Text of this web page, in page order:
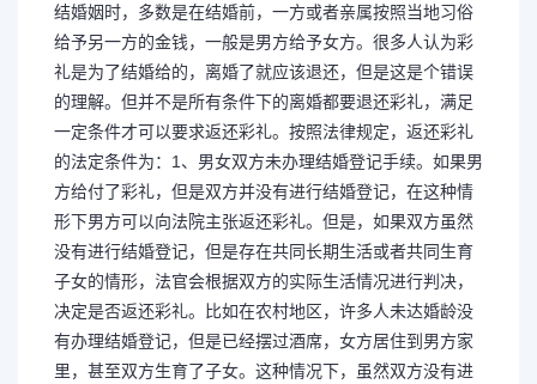
结婚姻时，多数是在结婚前，一方或者亲属按照当地习俗
给予另一方的金钱，一般是男方给予女方。很多人认为彩
礼是为了结婚给的，离婚了就应该退还，但是这是个错误
的理解。但并不是所有条件下的离婚都要退还彩礼，满足
一定条件才可以要求返还彩礼。按照法律规定，返还彩礼
的法定条件为：1、男女双方未办理结婚登记手续。如果男
方给付了彩礼，但是双方并没有进行结婚登记，在这种情
形下男方可以向法院主张返还彩礼。但是，如果双方虽然
没有进行结婚登记，但是存在共同长期生活或者共同生育
子女的情形，法官会根据双方的实际生活情况进行判决，
决定是否返还彩礼。比如在农村地区，许多人未达婚龄没
有办理结婚登记，但是已经摆过酒席，女方居住到男方家
里，甚至双方生育了子女。这种情况下，虽然双方没有进